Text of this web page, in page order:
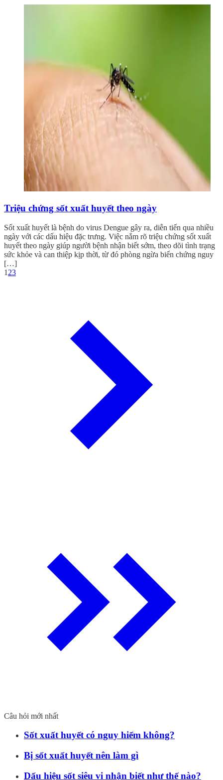
Triệu chứng sốt xuất huyết theo ngày
Sốt xuất huyết là bệnh do virus Dengue gây ra, diễn tiến qua nhiều
ngày với các dấu hiệu đặc trưng. Việc nắm rõ triệu chứng sốt xuất
huyết theo ngày giúp người bệnh nhận biết sớm, theo dõi tình trạng
sức khỏe và can thiệp kịp thời, từ đó phòng ngừa biến chứng nguy
[…]
1 23
Câu hỏi mới nhất
Sốt xuất huyết có nguy hiểm không?
Bị sốt xuất huyết nên làm gì
Dấu hiệu sốt siêu vi nhận biết như thế nào?